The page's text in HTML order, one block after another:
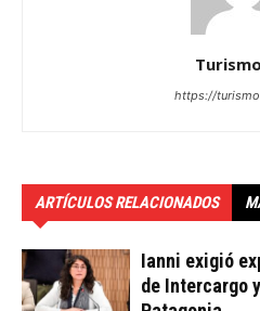
https://
ARTÍCULOS RELACIONADOS
Ianni exigió
de Intercargo